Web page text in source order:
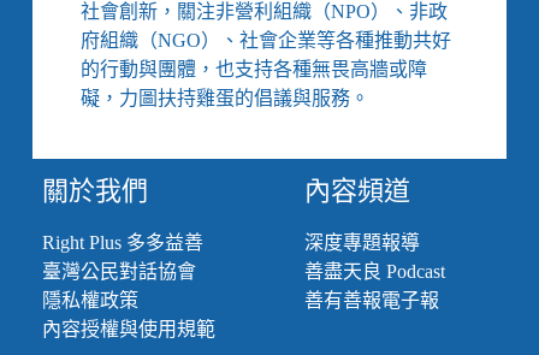
社會創新，關注非營利組織（NPO）、非政
府組織（NGO）、社會企業等各種推動共好
的行動與團體，也支持各種無畏高牆或障
礙，力圖扶持雞蛋的倡議與服務。
關於我們
Right Plus 多多益善
臺灣公民對話協會
隱私權政策
內容授權與使用規範
內容頻道
深度專題報導
善盡天良 Podcast
善有善報電子報